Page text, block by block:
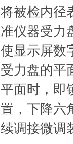
将被检内径
准仪器受力盘
使显示屏数
受力盘的平
平面时，
置，下降
续调接微调装